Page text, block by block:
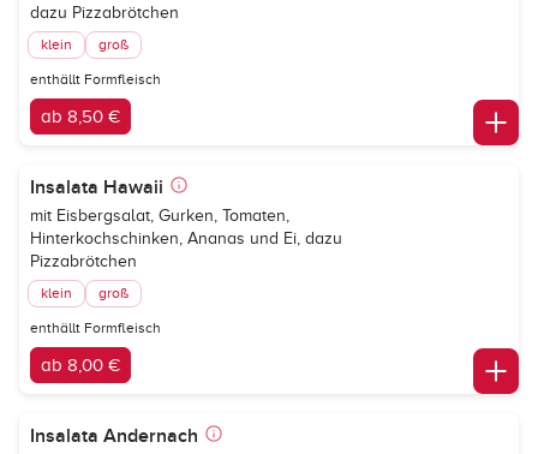
dazu Pizzabrötchen
klein groß
enthällt Formfleisch
ab 8,50 €
Insalata Hawaii
mit Eisbergsalat, Gurken, Tomaten,
Hinterkochschinken, Ananas und Ei, dazu
Pizzabrötchen
klein groß
enthällt Formfleisch
ab 8,00 €
Insalata Andernach